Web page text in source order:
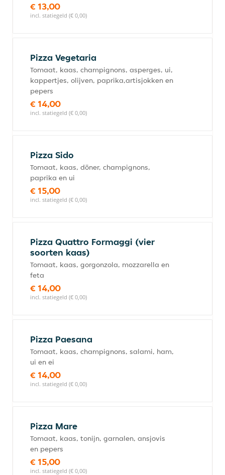
€ 13,00
incl. statiegeld (€ 0,00)
Pizza Vegetaria
Tomaat, kaas, champignons, asperges, ui,
kappertjes, olijven, paprika,artisjokken en
pepers
€ 14,00
incl. statiegeld (€ 0,00)
Pizza Sido
Tomaat, kaas, döner, champignons,
paprika en ui
€ 15,00
incl. statiegeld (€ 0,00)
Pizza Quattro Formaggi (vier
soorten kaas)
Tomaat, kaas, gorgonzola, mozzarella en
feta
€ 14,00
incl. statiegeld (€ 0,00)
Pizza Paesana
Tomaat, kaas, champignons, salami, ham,
ui en ei
€ 14,00
incl. statiegeld (€ 0,00)
Pizza Mare
Tomaat, kaas, tonijn, garnalen, ansjovis
en pepers
€ 15,00
incl. statiegeld (€ 0,00)